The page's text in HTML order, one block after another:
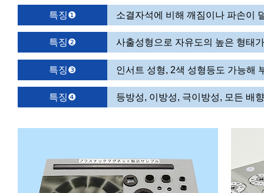
특징❶ 소결자석에 비해 깨짐이나 파손이
특징❷ 사출성형으로 자유도의 높은 형태
특징❸ 인서트 성형, 2색 성형등도 가능해
특징❹ 등방성, 이방성, 극이방성, 모든 배